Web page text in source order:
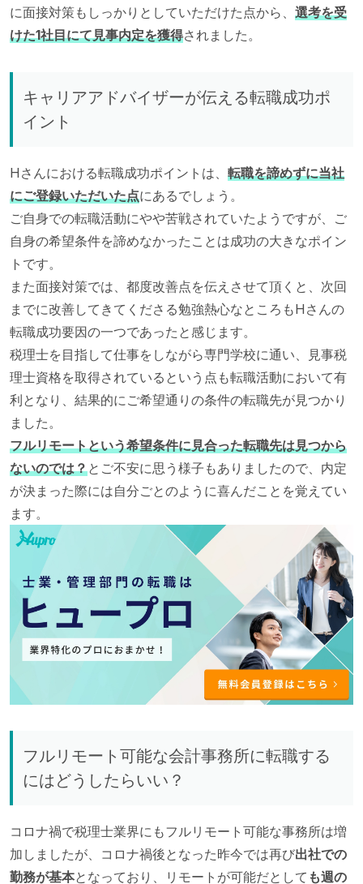
に面接対策もしっかりとしていただけた点から、 選考を受
けた1社目にて見事内定を獲得されました。
キャリアアドバイザーが伝える転職成功ポ
イント
Hさんにおける転職成功ポイントは、 転職を諦めずに当社
にご登録いただいた点にあるでしょう。
ご自身での転職活動にやや苦戦されていたようですが、ご
自身の希望条件を諦めなかったことは成功の大きなポイン
トです。
また面接対策では、都度改善点を伝えさせて頂くと、次回
までに改善してきてくださる勉強熱心なところもHさんの
転職成功要因の一つであったと感じます。
税理士を目指して仕事をしながら専門学校に通い、見事税
理士資格を取得されているという点も転職活動において有
利となり、結果的にご希望通りの条件の転職先が見つかり
ました。
フルリモートという希望条件に見合った転職先は見つから
ないのでは？とご不安に思う様子もありましたので、内定
が決まった際には自分ごとのように喜んだことを覚えてい
ます。
フルリモート可能な会計事務所に転職する
にはどうしたらいい？
コロナ禍で税理士業界にもフルリモート可能な事務所は増
加しましたが、コロナ禍後となった昨今では再び出社での
勤務が基本となっており、リモートが可能だとして も週の